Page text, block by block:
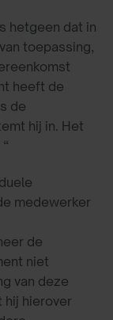
hetgeen dat in
toepassing,
heeft de
de
hij in. Het
medewerker
de
niet
van deze
hij hierover